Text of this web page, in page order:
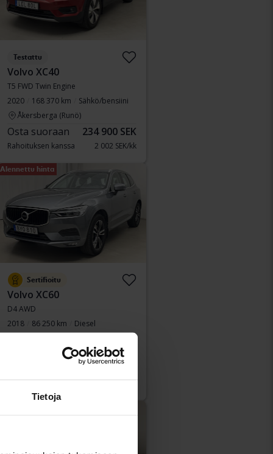
Tietoja
Testattu
Volvo XC40
T5 FWD Twin Engine
2020
168 370 km
Sähkö/bensiini
Åkersberga (Runö)
Osta suoraan 234 900 SEK
Rahoituksen kanssa 2 002 SEK/kk
Alennettu hinta
Sertifioitu
Volvo XC60
D4 AWD
2018
86 250 km
Diesel
Osta suoraan 289 800 SEK